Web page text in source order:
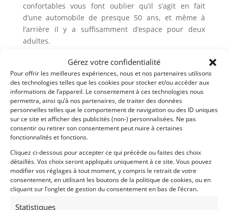
Gérez votre confidentialité
Pour offrir les meilleures expériences, nous et nos partenaires utilisons
des technologies telles que les cookies pour stocker et/ou accéder aux
informations de l’appareil. Le consentement à ces technologies nous
permettra, ainsi qu’à nos partenaires, de traiter des données
personnelles telles que le comportement de navigation ou des ID uniques
sur ce site et afficher des publicités (non-) personnalisées. Ne pas
consentir ou retirer son consentement peut nuire à certaines
fonctionnalités et fonctions.
Cliquez ci-dessous pour accepter ce qui précède ou faites des choix
détaillés. Vos choix seront appliqués uniquement à ce site. Vous pouvez
modifier vos réglages à tout moment, y compris le retrait de votre
consentement, en utilisant les boutons de la politique de cookies, ou en
cliquant sur l’onglet de gestion du consentement en bas de l’écran.
Statistiques
confortables vous font oublier qu’il s’agit en fait
d’une automobile de presque 50 ans, et même à
l’arrière il y a suffisamment d’espace pour deux
adultes.
Les BMW Baur ont toujours été de véritables objets
de collection. Certainement dans cet excellent état et
cette combinaison de couleurs fantastique, une
proposition très attrayante pour tout amateur de
BMW classique.
Demandez une expertise de ce modèle
Partager cette annonce